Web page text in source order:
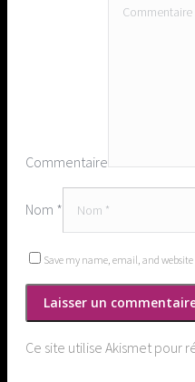
Commentaire
Nom *
Save my name, email, and
Ce site utilise Akismet pour